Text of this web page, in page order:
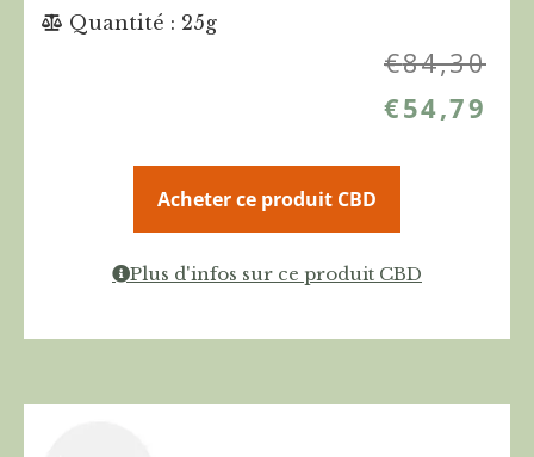
Quantité : 25g
€84,30
€54,79
Acheter ce produit CBD
Plus d'infos sur ce produit CBD